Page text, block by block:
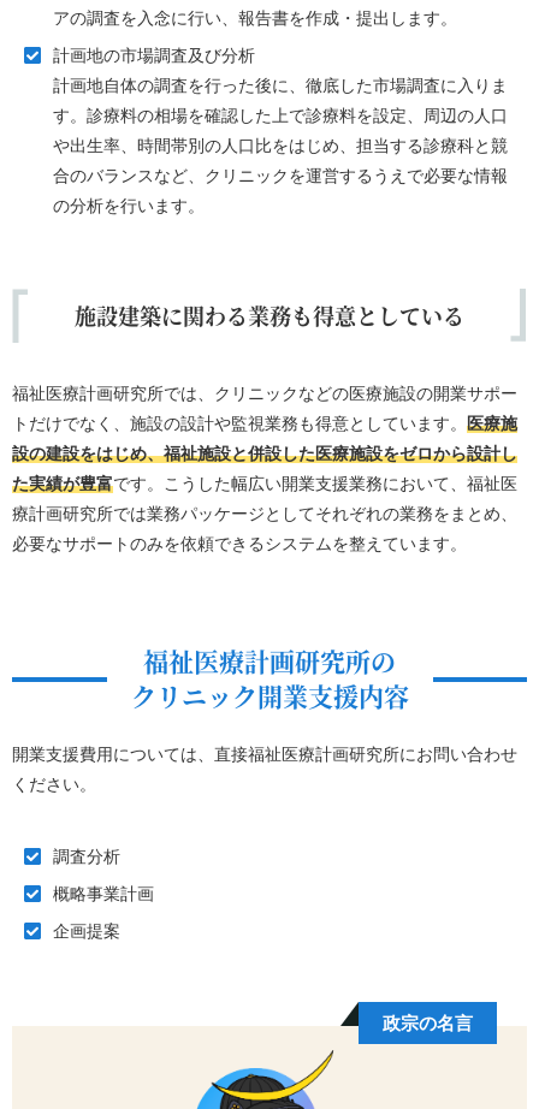
アの調査を入念に行い、報告書を作成・提出します。
計画地の市場調査及び分析
計画地自体の調査を行った後に、徹底した市場調査に入りま
す。診療料の相場を確認した上で診療料を設定、周辺の人口
や出生率、時間帯別の人口比をはじめ、担当する診療科と競
合のバランスなど、クリニックを運営するうえで必要な情報
の分析を行います。
施設建築に関わる業務も得意としている
福祉医療計画研究所では、クリニックなどの医療施設の開業サポー
トだけでなく、施設の設計や監視業務も得意としています。 医療施
設の建設をはじめ、福祉施設と併設した医療施設をゼロから設計し
た実績が豊富です。こうした幅広い開業支援業務において、福祉医
療計画研究所では業務パッケージとしてそれぞれの業務をまとめ、
必要なサポートのみを依頼できるシステムを整えています。
福祉医療計画研究所の
クリニック開業支援内容
開業支援費用については、直接福祉医療計画研究所にお問い合わせ
ください。
調査分析
概略事業計画
企画提案
政宗の名言